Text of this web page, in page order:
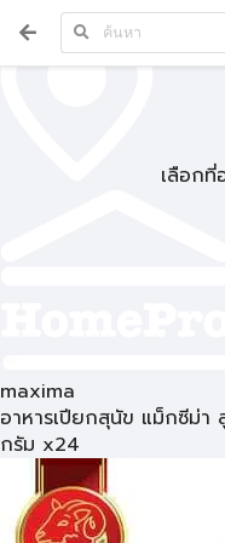
เลือก
maxima
อาหารเปียกสุนัข แม็กซีม่า
กรัม x24